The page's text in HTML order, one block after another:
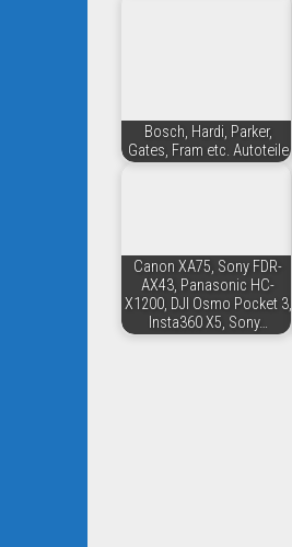
Bosch, Hardi, Parker,
Gates, Fram etc. Autoteile
Canon XA75, Sony FDR-
AX43, Panasonic HC-
X1200, DJI Osmo Pocket 3,
Insta360 X5, Sony…